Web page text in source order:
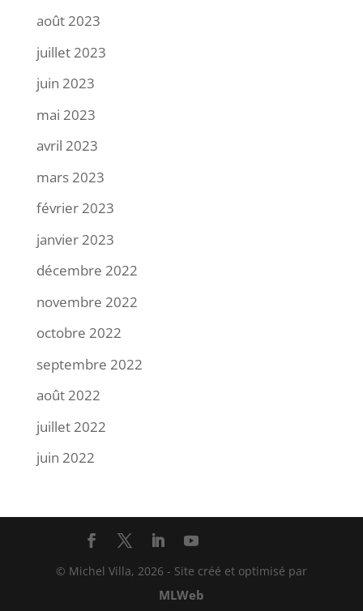
août 2023
juillet 2023
juin 2023
mai 2023
avril 2023
mars 2023
février 2023
janvier 2023
décembre 2022
novembre 2022
octobre 2022
septembre 2022
août 2022
juillet 2022
juin 2022
© Michel Villa, 2026 - Site créé et optimisé par
MLWeb